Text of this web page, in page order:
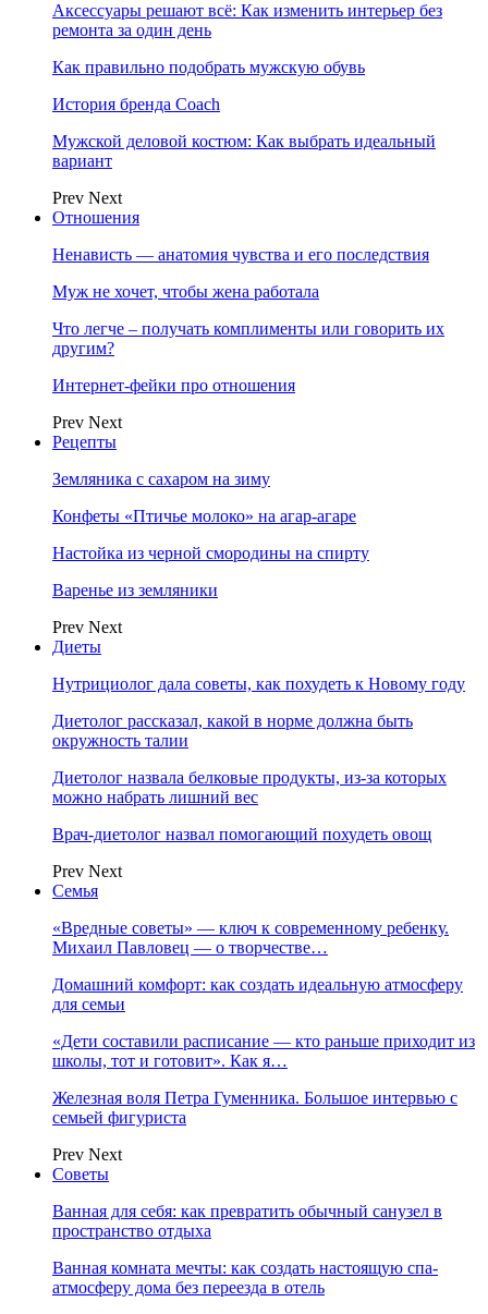
Аксессуары решают всё: Как изменить интерьер без
ремонта за один день
Как правильно подобрать мужскую обувь
История бренда Coach
Мужской деловой костюм: Как выбрать идеальный
вариант
Prev Next
Отношения
Ненависть — анатомия чувства и его последствия
Муж не хочет, чтобы жена работала
Что легче – получать комплименты или говорить их
другим?
Интернет-фейки про отношения
Prev Next
Рецепты
Земляника с сахаром на зиму
Конфеты «Птичье молоко» на агар-агаре
Настойка из черной смородины на спирту
Варенье из земляники
Prev Next
Диеты
Нутрициолог дала советы, как похудеть к Новому году
Диетолог рассказал, какой в норме должна быть
окружность талии
Диетолог назвала белковые продукты, из-за которых
можно набрать лишний вес
Врач-диетолог назвал помогающий похудеть овощ
Prev Next
Семья
«Вредные советы» — ключ к современному ребенку.
Михаил Павловец — о творчестве…
Домашний комфорт: как создать идеальную атмосферу
для семьи
«Дети составили расписание — кто раньше приходит из
школы, тот и готовит». Как я…
Железная воля Петра Гуменника. Большое интервью с
семьей фигуриста
Prev Next
Советы
Ванная для себя: как превратить обычный санузел в
пространство отдыха
Ванная комната мечты: как создать настоящую спа-
атмосферу дома без переезда в отель